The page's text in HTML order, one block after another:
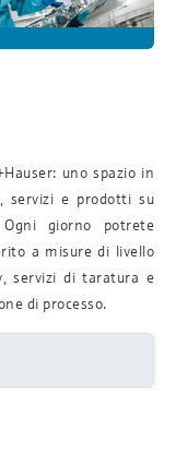
uno spazio in
servizi e prodotti su
giorno potrete
a misure di livello
servizi di taratura e
di processo.